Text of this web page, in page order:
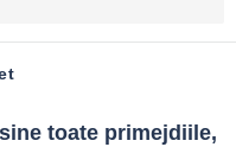
toate primejdiile,